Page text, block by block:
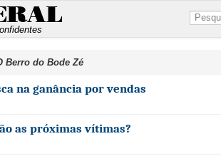
Berro do Bode Zé
na ganância por vendas
as próximas vítimas?